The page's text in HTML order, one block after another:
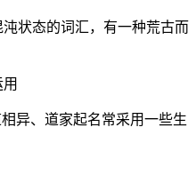
状态的词汇，有一种荒古而
异、道家起名常采用一些生